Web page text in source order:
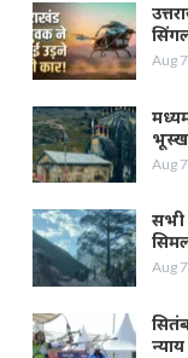
Aug
Aug
सभी
Aug